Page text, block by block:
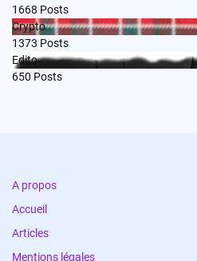
1668 Posts
Crypto
1373 Posts
Edito
650 Posts
A propos
Accueil
Articles
Mentions légales